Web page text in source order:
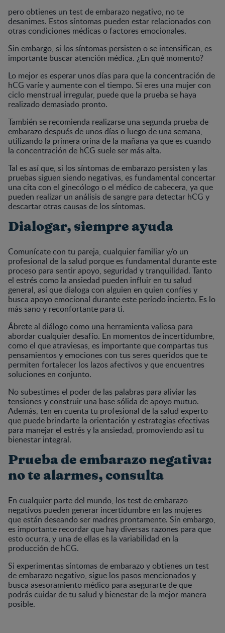
pero obtienes un test de embarazo negativo, no te
desanimes. Estos síntomas pueden estar relacionados con
otras condiciones médicas o factores emocionales.
Sin embargo, si los síntomas persisten o se intensifican, es
importante buscar atención médica. ¿En qué momento?
Lo mejor es esperar unos días para que la concentración de
hCG varíe y aumente con el tiempo. Si eres una mujer con
ciclo menstrual irregular, puede que la prueba se haya
realizado demasiado pronto.
También se recomienda realizarse una segunda prueba de
embarazo después de unos días o luego de una semana,
utilizando la primera orina de la mañana ya que es cuando
la concentración de hCG suele ser más alta.
Tal es así que, si los síntomas de embarazo persisten y las
pruebas siguen siendo negativas, es fundamental concertar
una cita con el ginecólogo o el médico de cabecera, ya que
pueden realizar un análisis de sangre para detectar hCG y
descartar otras causas de los síntomas.
Dialogar, siempre ayuda
Comunícate con tu pareja, cualquier familiar y/o un
profesional de la salud porque es fundamental durante este
proceso para sentir apoyo, seguridad y tranquilidad. Tanto
el estrés como la ansiedad pueden influir en tu salud
general, así que dialoga con alguien en quien confíes y
busca apoyo emocional durante este período incierto. Es lo
más sano y reconfortante para ti.
Ábrete al diálogo como una herramienta valiosa para
abordar cualquier desafío. En momentos de incertidumbre,
como el que atraviesas, es importante que compartas tus
pensamientos y emociones con tus seres queridos que te
permiten fortalecer los lazos afectivos y que encuentres
soluciones en conjunto.
No subestimes el poder de las palabras para aliviar las
tensiones y construir una base sólida de apoyo mutuo.
Además, ten en cuenta tu profesional de la salud experto
que puede brindarte la orientación y estrategias efectivas
para manejar el estrés y la ansiedad, promoviendo así tu
bienestar integral.
Prueba de embarazo negativa:
no te alarmes, consulta
En cualquier parte del mundo, los test de embarazo
negativos pueden generar incertidumbre en las mujeres
que están deseando ser madres prontamente. Sin embargo,
es importante recordar que hay diversas razones para que
esto ocurra, y una de ellas es la variabilidad en la
producción de hCG.
Si experimentas síntomas de embarazo y obtienes un test
de embarazo negativo, sigue los pasos mencionados y
busca asesoramiento médico para asegurarte de que
podrás cuidar de tu salud y bienestar de la mejor manera
posible.